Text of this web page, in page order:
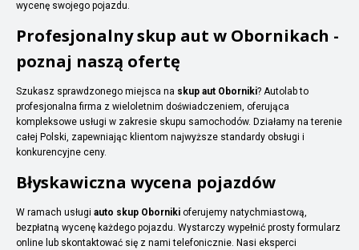
wycenę swojego pojazdu.
Profesjonalny skup aut w Obornikach -
poznaj naszą ofertę
Szukasz sprawdzonego miejsca na skup aut Oborniki? Autolab to
profesjonalna firma z wieloletnim doświadczeniem, oferująca
kompleksowe usługi w zakresie skupu samochodów. Działamy na terenie
całej Polski, zapewniając klientom najwyższe standardy obsługi i
konkurencyjne ceny.
Błyskawiczna wycena pojazdów
W ramach usługi auto skup Oborniki oferujemy natychmiastową,
bezpłatną wycenę każdego pojazdu. Wystarczy wypełnić prosty formularz
online lub skontaktować się z nami telefonicznie. Nasi eksperci